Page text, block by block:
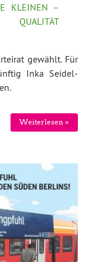
KLEINEN –
QUALITÄT
gewählt. Für
Inka Seidel-
Weiterlesen »